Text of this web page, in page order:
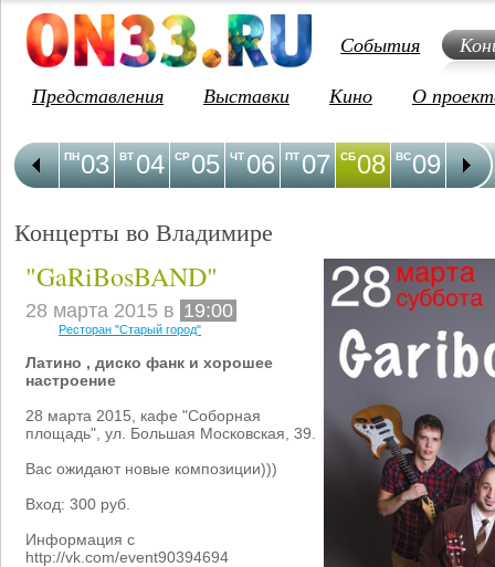
События
Представления
Выставки Кино О
03
ПН 04
ВТ 05
СР 06
ЧТ 07
ПТ 08
СБ 09
ВС 10
ПН
Концерты во Владимире
"GaRiBosBAND"
28 марта 2015 в 19:00
Ресторан "Старый город"
Латино , диско фанк и хорошее
настроение
28 марта 2015, кафе "Соборная
площадь", ул. Большая Московская, 39.
Вас ожидают новые композиции)))
Вход: 300 руб
Информация с
http://vk.com/event90394694